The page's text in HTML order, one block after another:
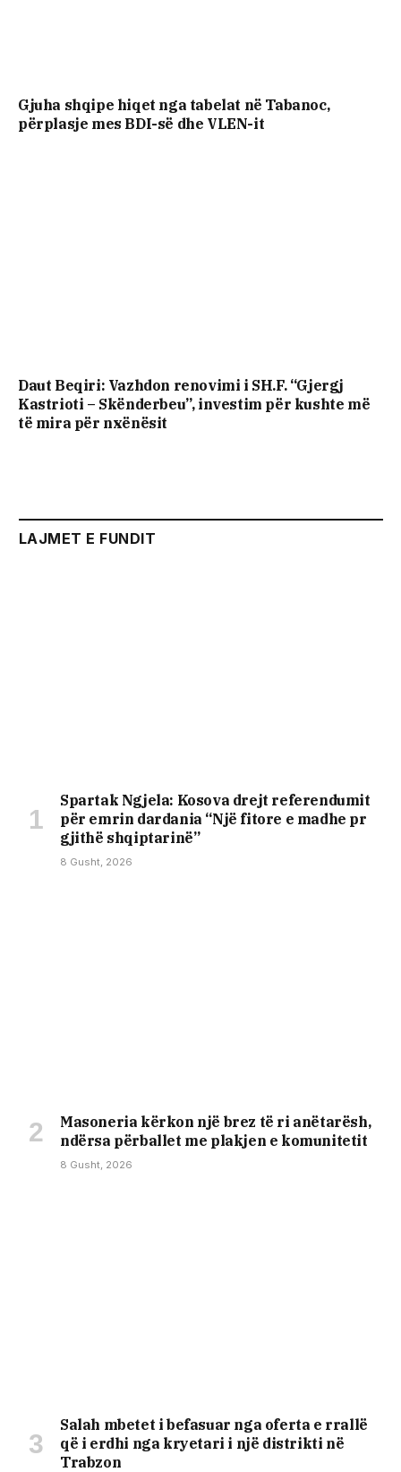
Gjuha shqipe hiqet nga tabelat në Tabanoc,
përplasje mes BDI-së dhe VLEN-it
Daut Beqiri: Vazhdon renovimi i SH.F. “Gjergj
Kastrioti – Skënderbeu”, investim për kushte më
të mira për nxënësit
LAJMET E FUNDIT
Spartak Ngjela: Kosova drejt referendumit
për emrin dardania “Një fitore e madhe pr
gjithë shqiptarinë”
8 Gusht, 2026
Masoneria kërkon një brez të ri anëtarësh,
ndërsa përballet me plakjen e komunitetit
8 Gusht, 2026
Salah mbetet i befasuar nga oferta e rrallë
që i erdhi nga kryetari i një distrikti në
Trabzon